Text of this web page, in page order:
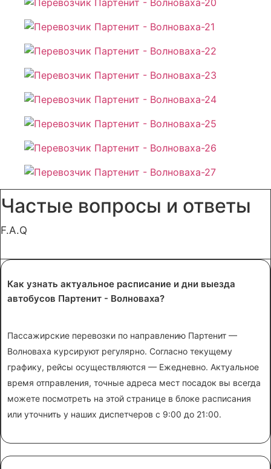
Частые вопросы и ответы
F.A.Q
Как узнать актуальное расписание и дни выезда
автобусов Партенит - Волноваха?
Пассажирские перевозки по направлению Партенит —
Волноваха курсируют регулярно. Согласно текущему
графику, рейсы осуществляются — Ежедневно. Актуальное
время отправления, точные адреса мест посадок вы всегда
можете посмотреть на этой странице в блоке расписания
или уточнить у наших диспетчеров с 9:00 до 21:00.